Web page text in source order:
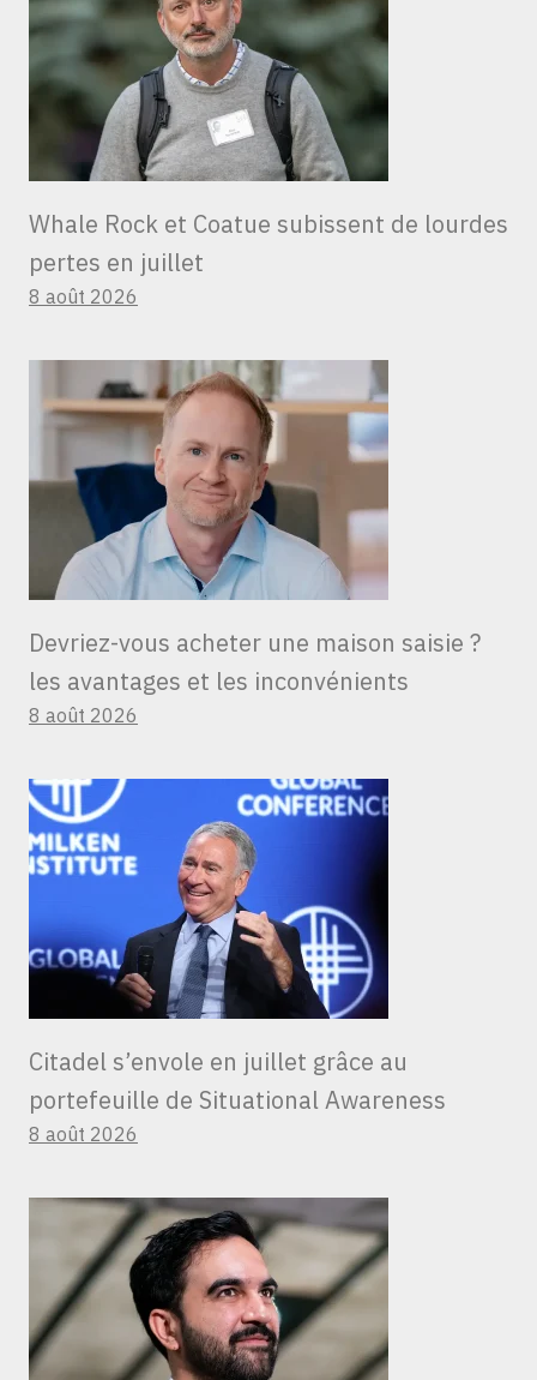
Whale Rock et Coatue subissent de lourdes
pertes en juillet
8 août 2026
Devriez-vous acheter une maison saisie ?
les avantages et les inconvénients
8 août 2026
Citadel s’envole en juillet grâce au
portefeuille de Situational Awareness
8 août 2026